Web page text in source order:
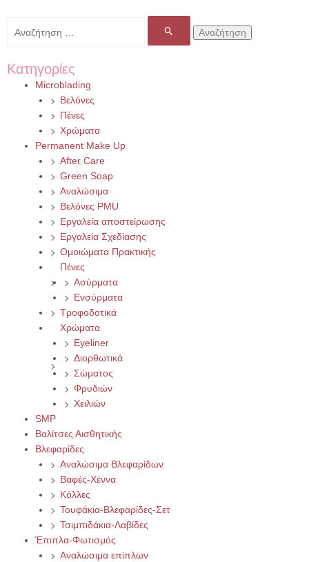
για:
Κατηγορίες
Microblading
Βελόνες
Πένες
Χρώματα
Permanent Make Up
After Care
Green Soap
Αναλώσιμα
Βελόνες PMU
Εργαλεία αποστείρωσης
Εργαλεία Σχεδίασης
Ομοιώματα Πρακτικής
Πένες
Ασύρματα
Ενσύρματα
Τροφοδοτικά
Χρώματα
Eyeliner
Διορθωτικά
Σώματος
Φρυδιών
Χειλιών
SMP
Βαλίτσες Αισθητικής
Βλεφαρίδες
Αναλώσιμα Βλεφαρίδων
Βαφές-Χέννα
Κόλλες
Τουφάκια-Βλεφαρίδες-Σετ
Τσιμπιδάκια-Λαβίδες
Έπιπλα-Φωτισμός
Αναλώσιμα επίπλων